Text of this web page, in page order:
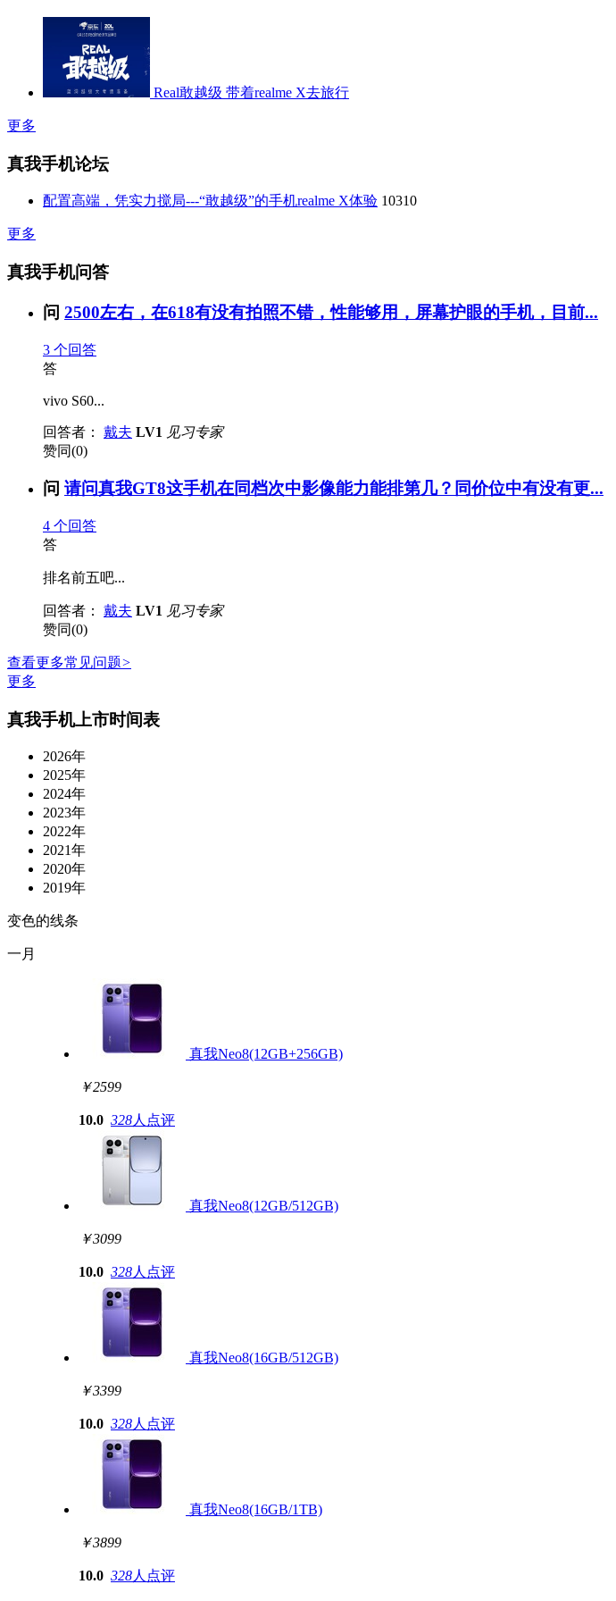
Real敢越级 带着realme X去旅行
更多
真我手机论坛
配置高端，凭实力搅局---“敢越级”的手机realme X体验 10310
更多
真我手机问答
问 2500左右，在618有没有拍照不错，性能够用，屏幕护眼的手机，目前...
3 个回答
答
vivo S60...
回答者： 戴夫 LV1 见习专家
赞同(0)
问 请问真我GT8这手机在同档次中影像能力能排第几？同价位中有没有更...
4 个回答
答
排名前五吧...
回答者： 戴夫 LV1 见习专家
赞同(0)
查看更多常见问题>
更多
真我手机上市时间表
2026年
2025年
2024年
2023年
2022年
2021年
2020年
2019年
变色的线条
一月
真我Neo8(12GB+256GB)
￥2599
10.0 328人点评
真我Neo8(12GB/512GB)
￥3099
10.0 328人点评
真我Neo8(16GB/512GB)
￥3399
10.0 328人点评
真我Neo8(16GB/1TB)
￥3899
10.0 328人点评